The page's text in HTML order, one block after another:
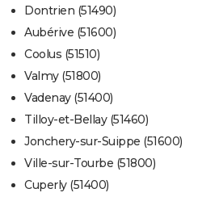
Dontrien (51490)
Aubérive (51600)
Coolus (51510)
Valmy (51800)
Vadenay (51400)
Tilloy-et-Bellay (51460)
Jonchery-sur-Suippe (51600)
Ville-sur-Tourbe (51800)
Cuperly (51400)